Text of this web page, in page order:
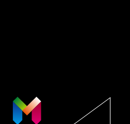
松尾工務店